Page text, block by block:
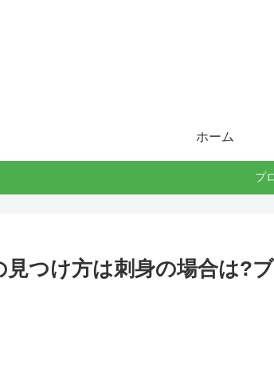
ホーム
プ
見つけ方は刺身の場合は?